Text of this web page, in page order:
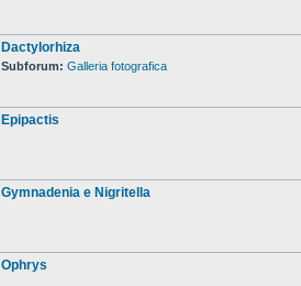
Dactylorhiza
Subforum: Galleria fotografica
Epipactis
Gymnadenia e Nigritella
Ophrys